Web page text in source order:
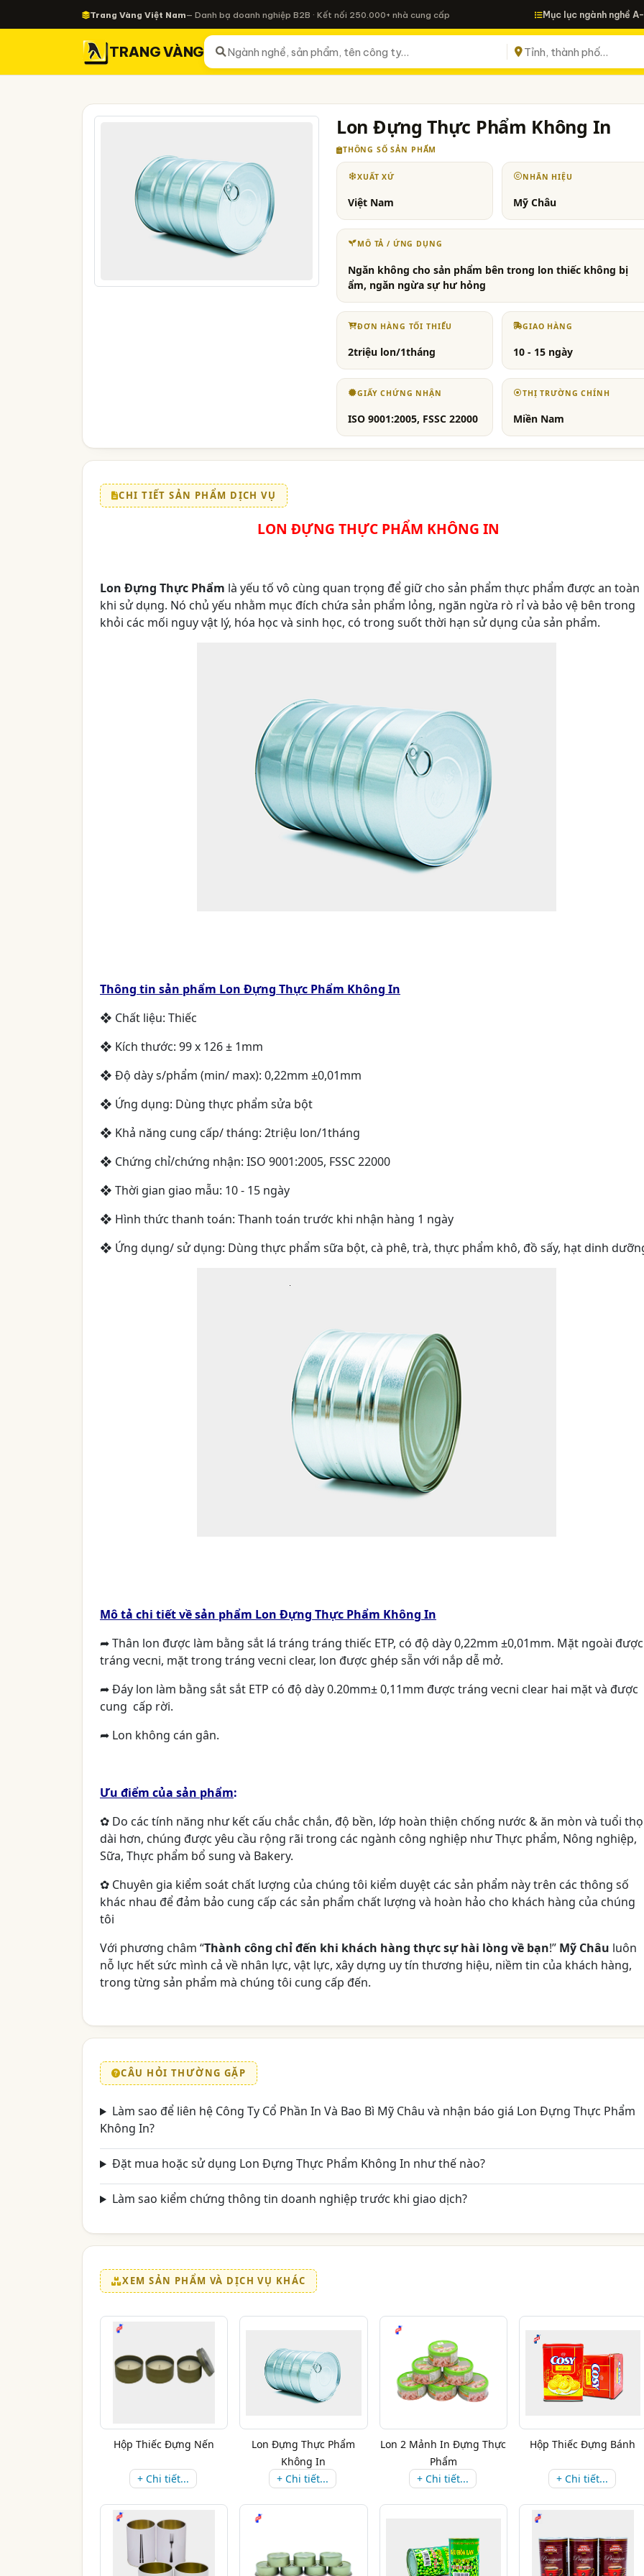
Trang Vàng Việt Nam— Danh bạ doanh nghiệp B2B · Kết nối 250.000+ nhà cung cấp Mục lục ngành nghề
TRANG VÀNG
Lon Đựng Thực Phẩm Không In
THÔNG SỐ SẢN PHẨM
XUẤT XỨ
Việt Nam
NHÃN HIỆU
Mỹ Châu
MÔ TẢ / ỨNG DỤNG
Ngăn không cho sản phẩm bên trong lon thiếc không bị
ẩm, ngăn ngừa sự hư hỏng
ĐƠN HÀNG TỐI THIỂU
2triệu lon/1tháng
GIAO HÀNG
10 - 15 ngày
GIẤY CHỨNG NHẬN
ISO 9001:2005, FSSC 22000
THỊ TRƯỜNG CHÍNH
Miền Nam
CHI TIẾT SẢN PHẨM DỊCH VỤ
LON ĐỰNG THỰC PHẨM KHÔNG IN
Lon Đựng Thực Phẩm là yếu tố vô cùng quan trọng để giữ cho sản phẩm thực phẩm được an toàn
khi sử dụng. Nó chủ yếu nhằm mục đích chứa sản phẩm lỏng, ngăn ngừa rò rỉ và bảo vệ bên trong
khỏi các mối nguy vật lý, hóa học và sinh học, có trong suốt thời hạn sử dụng của sản phẩm.
Thông tin sản phẩm Lon Đựng Thực Phẩm Không In
❖ Chất liệu: Thiếc
❖ Kích thước: 99 x 126 ± 1mm
❖ Độ dày s/phẩm (min/ max): 0,22mm ±0,01mm
❖ Ứng dụng: Dùng thực phẩm sửa bột
❖ Khả năng cung cấp/ tháng: 2triệu lon/1tháng
❖ Chứng chỉ/chứng nhận: ISO 9001:2005, FSSC 22000
❖ Thời gian giao mẫu: 10 - 15 ngày
❖ Hình thức thanh toán: Thanh toán trước khi nhận hàng 1 ngày
❖ Ứng dụng/ sử dụng: Dùng thực phẩm sữa bột, cà phê, trà, thực phẩm khô, đồ sấy, hạt dinh
Mô tả chi tiết về sản phẩm Lon Đựng Thực Phẩm Không In
➦ Thân lon được làm bằng sắt lá tráng tráng thiếc ETP, có độ dày 0,22mm ±0,01mm. Mặt ngoài được
tráng vecni, mặt trong tráng vecni clear, lon được ghép sẵn với nắp dễ mở.
➦ Đáy lon làm bằng sắt sắt ETP có độ dày 0.20mm± 0,11mm được tráng vecni clear hai mặt và được
cung cấp rời.
➦ Lon không cán gân.
Ưu điểm của sản phẩm:
✿ Do các tính năng như kết cấu chắc chắn, độ bền, lớp hoàn thiện chống nước & ăn mòn và tuổi thọ
dài hơn, chúng được yêu cầu rộng rãi trong các ngành công nghiệp như Thực phẩm, Nông nghiệp,
Sữa, Thực phẩm bổ sung và Bakery.
✿ Chuyên gia kiểm soát chất lượng của chúng tôi kiểm duyệt các sản phẩm này trên các thông số
khác nhau để đảm bảo cung cấp các sản phẩm chất lượng và hoàn hảo cho khách hàng của chúng
tôi
Với phương châm “Thành công chỉ đến khi khách hàng thực sự hài lòng về bạn!” Mỹ Châu luôn
nỗ lực hết sức mình cả về nhân lực, vật lực, xây dựng uy tín thương hiệu, niềm tin của khách hàng,
trong từng sản phẩm mà chúng tôi cung cấp đến.
CÂU HỎI THƯỜNG GẶP
Làm sao để liên hệ Công Ty Cổ Phần In Và Bao Bì Mỹ Châu và nhận báo giá Lon Đựng Thực Phẩm
Không In?
Đặt mua hoặc sử dụng Lon Đựng Thực Phẩm Không In như thế nào?
Làm sao kiểm chứng thông tin doanh nghiệp trước khi giao dịch?
XEM SẢN PHẨM VÀ DỊCH VỤ KHÁC
Hộp Thiếc Đựng Nến
+ Chi tiết...
Lon Đựng Thực Phẩm
Không In
+ Chi tiết...
Lon 2 Mảnh In Đựng Thực
Phẩm
+ Chi tiết...
Hộp Thiếc Đựng Bánh
+ Chi tiết...